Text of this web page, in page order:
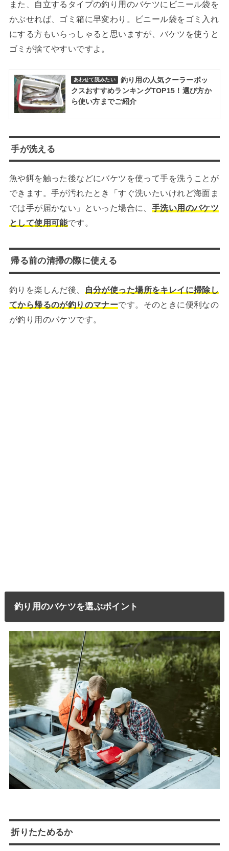
また、自立するタイプの釣り用のバケツにビニール袋を
かぶせれば、ゴミ箱に早変わり。ビニール袋をゴミ入れ
にする方もいらっしゃると思いますが、バケツを使うと
ゴミが捨てやすいですよ。
あわせて読みたい
釣り用の人気クーラーボッ
クスおすすめランキングTOP15！選び方か
ら使い方までご紹介
手が洗える
魚や餌を触った後などにバケツを使って手を洗うことが
できます。手が汚れたとき「すぐ洗いたいけれど海面ま
では手が届かない」といった場合に、 手洗い用のバケツ
として使用可能です。
帰る前の清掃の際に使える
釣りを楽しんだ後、
自分が使った場所をキレイに掃除し
てから帰るのが釣りのマナーです。そのときに便利なの
が釣り用のバケツです。
釣り用のバケツを選ぶポイント
折りたためるか